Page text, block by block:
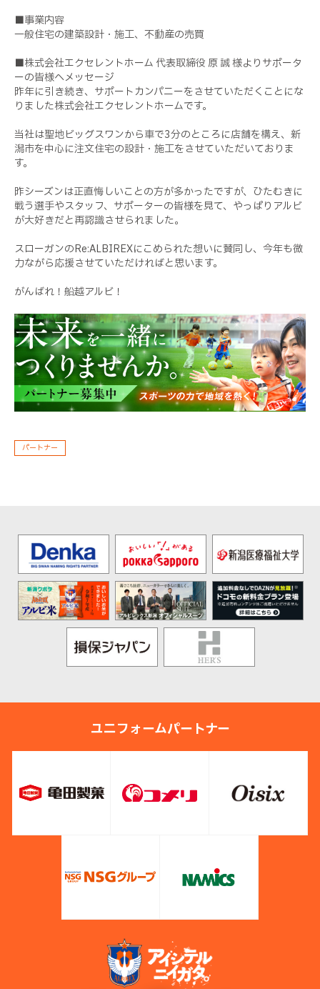
■事業内容
一般住宅の建築設計・施工、不動産の売買
■株式会社エクセレントホーム 代表取締役 原 誠様よりサポータ
ーの皆様へメッセージ
昨年に引き続き、サポートカンパニーをさせていただくことにな
りました株式会社エクセレントホームです。
当社は聖地ビッグスワンから車で3分のところに店舗を構え、新
潟市を中心に注文住宅の設計・施工をさせていただいておりま
す。
昨シーズンは正直悔しいことの方が多かったですが、ひたむきに
戦う選手やスタッフ、サポーターの皆様を見て、やっぱりアルビ
が大好きだと再認識させられました。
スローガンのRe:ALBIREXにこめられた想いに賛同し、今年も微
力ながら応援させていただければと思います。
がんばれ！船越アルビ！
パートナー
ユニフォームパートナー